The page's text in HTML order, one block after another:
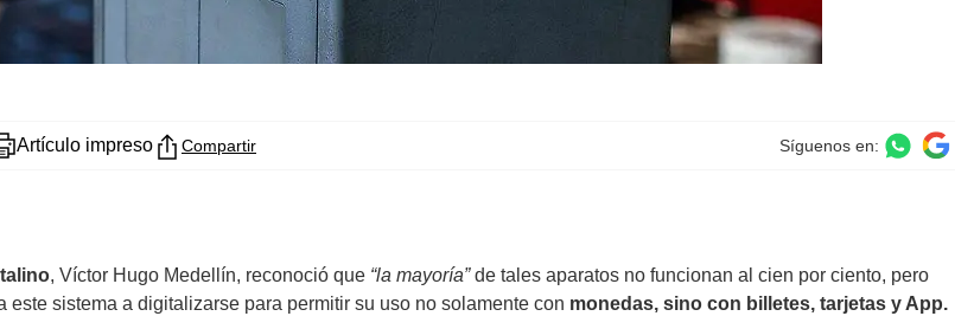
Artículo impreso Compartir Síguenos en:
, Víctor Hugo Medellín, reconoció que “la mayoría”de tales aparatos no funcionan al cien por ciento, pero
este sistema a digitalizarse para permitir su uso no solamente con monedas, sino con billetes, tarjetas y App.